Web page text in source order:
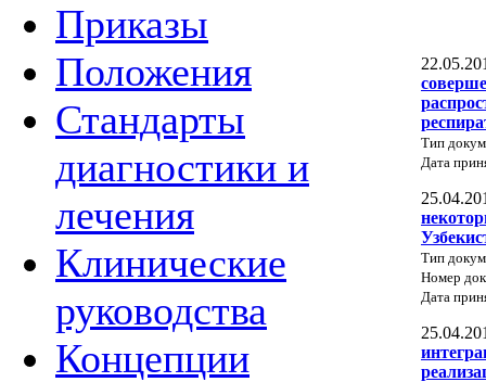
Приказы
Положения
Стандарты
диагностики и
лечения
Клинические
руководства
Концепции
Тип
Дата
Тип
Номер
Дата